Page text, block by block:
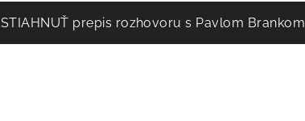
STIAHNUŤ prepis rozhovoru s Pavlom Brankom